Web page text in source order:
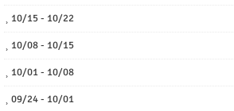
10/15 - 10/22
10/08 - 10/15
10/01 - 10/08
09/24 - 10/01